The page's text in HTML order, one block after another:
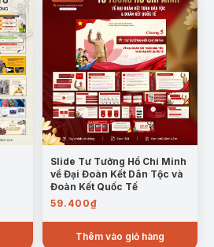
Slide Tư Tưởng Hồ Chí Minh
về Đại Đoàn Kết Dân Tộc và
Đoàn Kết Quốc Tế
59.400₫
Thêm vào giỏ hàng